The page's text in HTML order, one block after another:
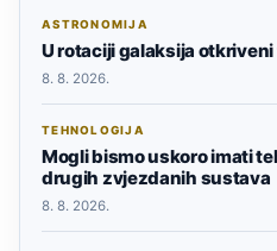
ASTRONOMIJA
U rotaciji galaksija
8. 8. 2026.
TEHNOLOGIJA
Mogli bismo uskoro imati
drugih zvjezdanih sustava
8. 8. 2026.